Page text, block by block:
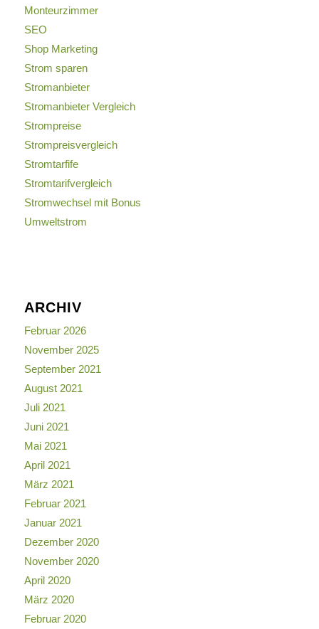
Monteurzimmer
SEO
Shop Marketing
Strom sparen
Stromanbieter
Stromanbieter Vergleich
Strompreise
Strompreisvergleich
Stromtarfife
Stromtarifvergleich
Stromwechsel mit Bonus
Umweltstrom
ARCHIV
Februar 2026
November 2025
September 2021
August 2021
Juli 2021
Juni 2021
Mai 2021
April 2021
März 2021
Februar 2021
Januar 2021
Dezember 2020
November 2020
April 2020
März 2020
Februar 2020